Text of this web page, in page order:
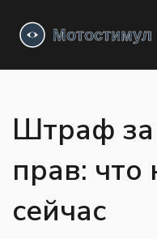
Штраф за
прав: что
сейчас